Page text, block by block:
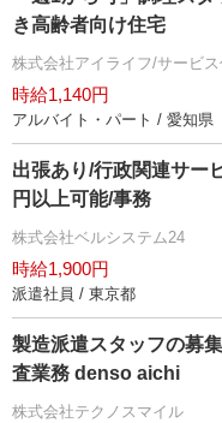
き高齢者向け住宅
株式会社アイライフ/サービ
時給1,140円
アルバイト・パート / 愛知県
出張あり/行政関連サー
円以上可能/事務
株式会社ベルシステム24
時給1,900円
派遣社員 / 東京都
製造派遣スタッフの募
査業務 denso aichi
株式会社テクノスマイル